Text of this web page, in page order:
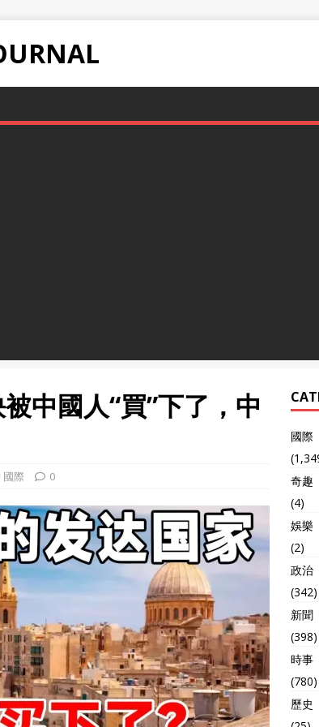
中國人“買”下了，中
國際 0
國際
奇趣
(4)
娛樂
(2)
政治
(342)
新聞
(398)
時事
(780)
歷史